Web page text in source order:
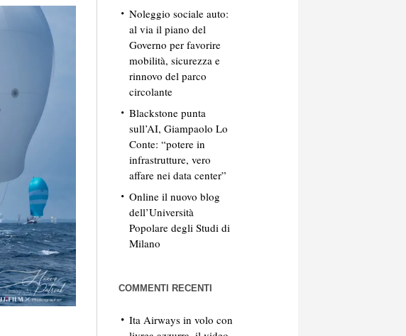
Noleggio sociale auto:
al via il piano del
Governo per favorire
mobilità, sicurezza e
rinnovo del parco
circolante
Blackstone punta
sull’AI, Giampaolo Lo
Conte: “potere in
infrastrutture, vero
affare nei data center”
Online il nuovo blog
dell’Università
Popolare degli Studi di
Milano
COMMENTI RECENTI
Ita Airways in volo con